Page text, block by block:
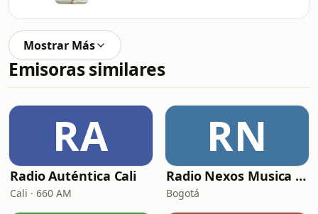
Mostrar Más
Emisoras similares
RA
Radio Auténtica Cali
Cali · 660 AM
RN
Radio Nexos Musica Cristiana (Iglesia De Jesucristo)
Bogotá